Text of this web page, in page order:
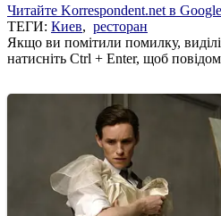
Читайте Korrespondent.net в
ТЕГИ: Киев, ресторан
Якщо ви помітили помилку,
натисніть Ctrl + Enter, щоб